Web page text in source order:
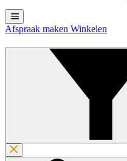
Afspraak maken Winkelen